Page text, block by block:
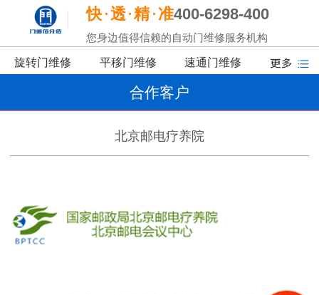
快 透 精 准400-6298-400
您身边值得信赖的自动门维修服务机构
旋转门维修 平移门维修 速通门维修
合作客户
北京邮电疗养院